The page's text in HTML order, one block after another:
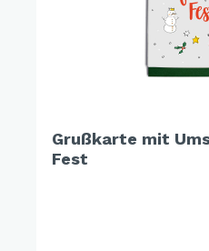
Grußkarte mit
Fest